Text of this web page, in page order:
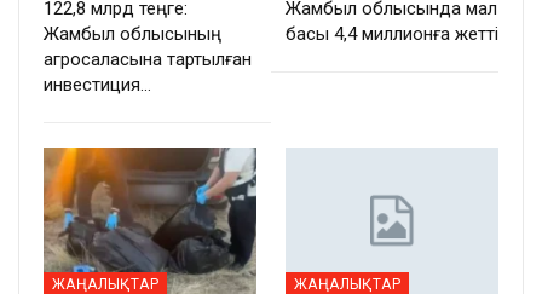
122,8 млрд теңге:
Жамбыл облысының
агросаласына тартылған
инвестиция…
Жамбыл облысында мал
басы 4,4 миллионға жетті
ЖАҢАЛЫҚТАР ЖАҢАЛЫҚТАР